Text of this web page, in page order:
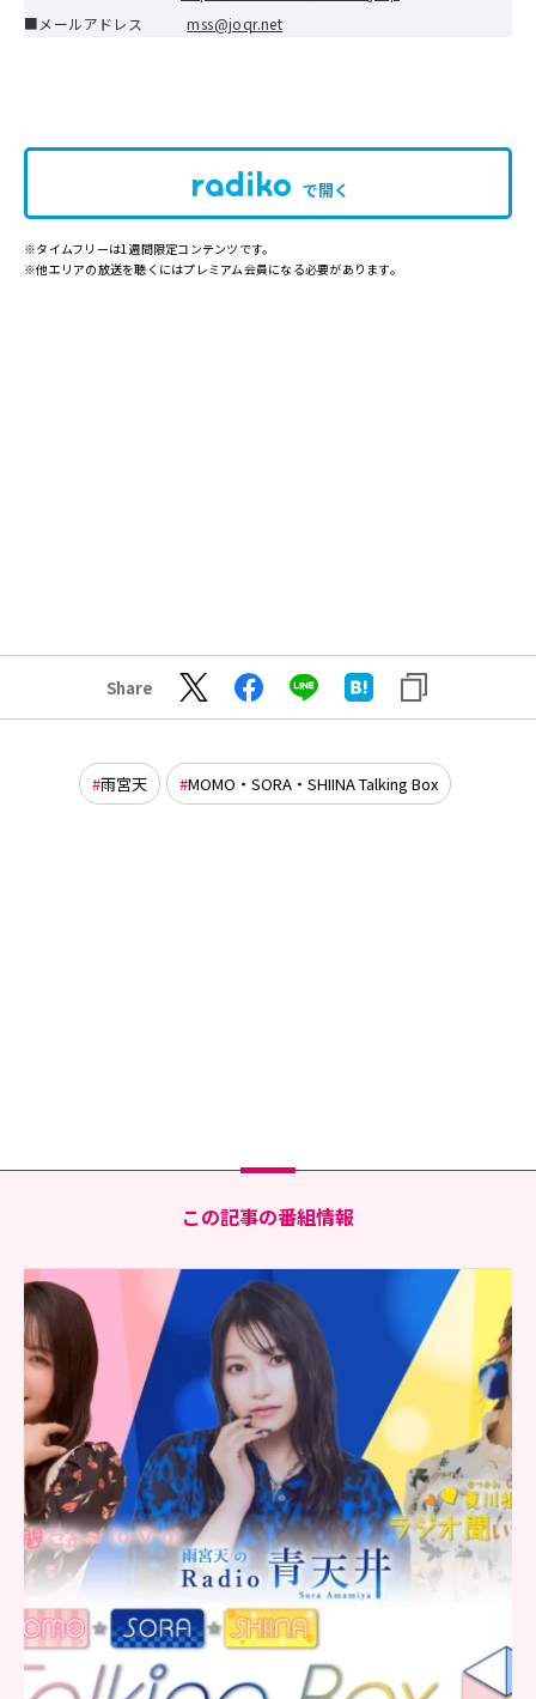
■メールアドレスmss@joqr.net
で開く
※タイムフリーは1週間限定コンテンツです。
※他エリアの放送を聴くにはプレミアム会員になる必要があります。
Share
雨宮天 MOMO・SORA・SHIINA Talking Box
この記事の番組情報